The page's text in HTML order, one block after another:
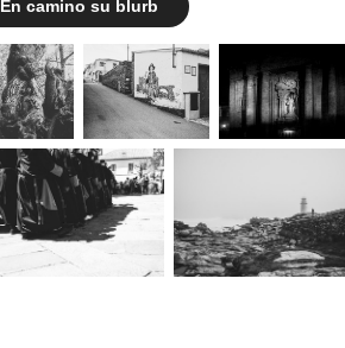
En camino su blurb